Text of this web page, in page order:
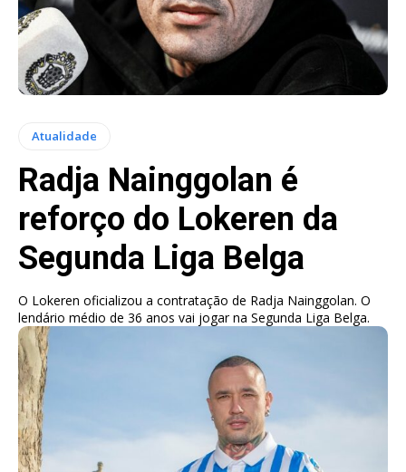
Atualidade
Radja Nainggolan é
reforço do Lokeren da
Segunda Liga Belga
O Lokeren oficializou a contratação de Radja Nainggolan. O
lendário médio de 36 anos vai jogar na Segunda Liga Belga.